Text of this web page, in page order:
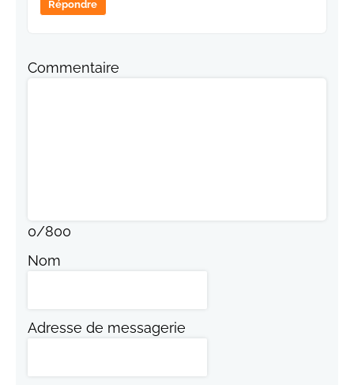
Répondre
Commentaire
0/800
Nom
Adresse de messagerie